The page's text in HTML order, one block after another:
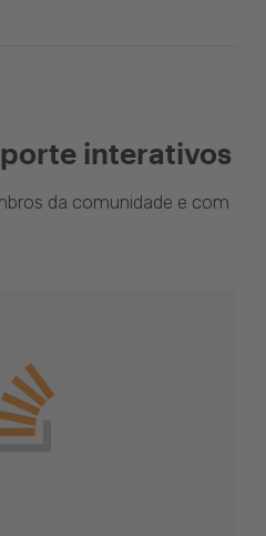
interativos
da comunidade e com